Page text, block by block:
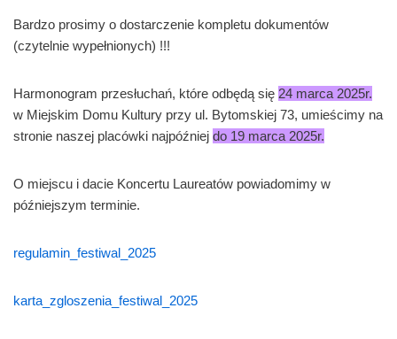
Bardzo prosimy o dostarczenie kompletu dokumentów
(czytelnie wypełnionych) !!!
Harmonogram przesłuchań, które odbędą się 24 marca 2025r.
w Miejskim Domu Kultury przy ul. Bytomskiej 73, umieścimy na
stronie naszej placówki najpóźniej do 19 marca 2025r.
O miejscu i dacie Koncertu Laureatów powiadomimy w
późniejszym terminie.
regulamin_festiwal_2025
karta_zgloszenia_festiwal_2025